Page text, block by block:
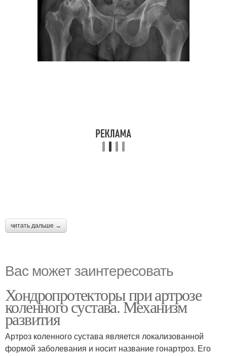
читать дальше →
Вас может заинтересовать
Хондропротекторы при артрозе
коленного сустава. Механизм
развития
Артроз коленного сустава является локализованной
формой заболевания и носит название гонартроз. Его